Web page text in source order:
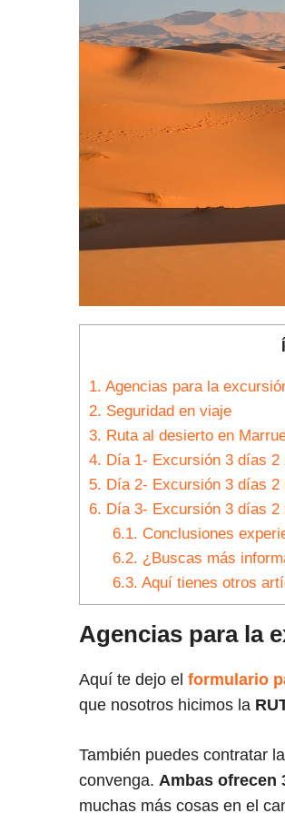
1. Agencias para la
2. Seguridad en viaje
3. Ruta al desierto en
4. Día 1- Excursión 3 días 2
5. Día 2- Excursión 3 días 2
6. Día 3- Excursión 3 días 2
6.1. Conclusiones
6.2. ¿Buscas más
6.3. Aquí tienes otros
Agencias para la
Aquí te dejo el formulario
que nosotros hicimos la
También puedes contratar
convenga. Ambas ofrecen
muchas más cosas en el